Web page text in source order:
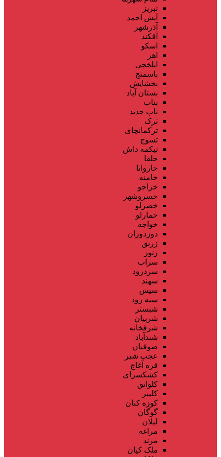
تبریز
آبش احمد
آذرشهر
آقکند
اسکو
اهر
ایلخچی
باسمنج
بخشایش
بستان آباد
بناب
ناب جدید
ترک
ترکمانچای
تسوج
تیکمه داش
جلفا
خاروانا
خامنه
خراجو
خسروشهر
خضرلو
خمارلو
خواجه
دوزدوزان
زرنق
زنوز
سراب
سردرود
سهند
سیس
سیه رود
شبستر
شربیان
شرفخانه
شندآباد
صوفیان
عجب شیر
قره آغاج
کشکسرای
کلوانق
کلیبر
کوزه کنان
گوگان
لیلان
مراغه
مرند
ملک کیان